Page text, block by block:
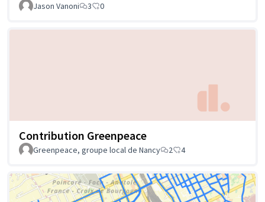
Jason Vanoni 3 0
Contribution Greenpeace
Greenpeace, groupe local de Nancy 2 4